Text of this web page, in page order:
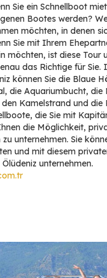
Sie ein Schnellboot
Bootes werden?
möchten, in denen
Sie mit Ihrem
möchten, ist diese Tour
das Richtige für Sie.
können Sie die Blaue
die Aquariumbucht, die
Kamelstrand und die
die Sie mit
die Möglichkeit,
unternehmen. Sie
und mit diesem
unternehmen.